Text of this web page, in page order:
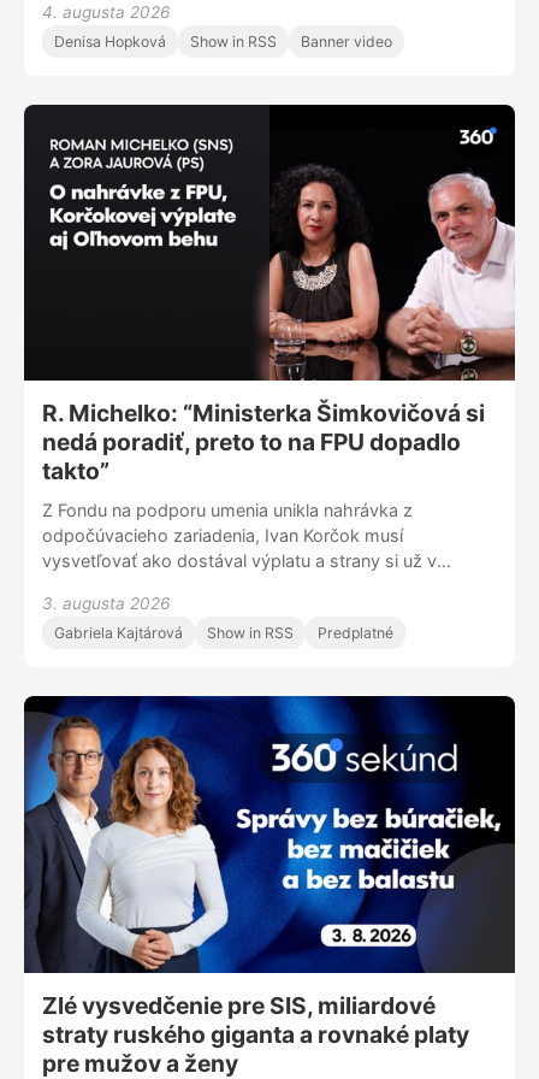
tvorby STVR Martina Kubániová, ktorá je zároven aj
podpredsedníčkou odborového zväzu a bola z
4. augusta 2026
Denisa Hopková Show in RSS Banner video
R. Michelko: “Ministerka Šimkovičová si
nedá poradiť, preto to na FPU dopadlo
takto”
Z Fondu na podporu umenia unikla nahrávka z
odpočúvacieho zariadenia, Ivan Korčok musí
vysvetľovať ako dostával výplatu a strany si už v
tom sme hovorili s predsedom poslaneckého klubu
SNS Romanom Michelkom a poslankyňou za
3. augusta 2026
Gabriela Kajtárová Show in RSS Predplatné
Zlé vysvedčenie pre SIS, miliardové
straty ruského giganta a rovnaké platy
pre mužov a ženy